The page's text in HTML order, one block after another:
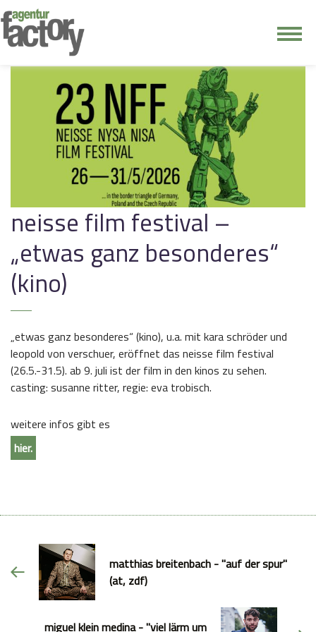
kontakt
neisse film festival –
„etwas ganz besonderes“
(kino)
„etwas ganz besonderes“ (kino), u.a. mit kara schröder und
leopold von verschuer, eröffnet das neisse film festival
(26.5.-31.5). ab 9. juli ist der film in den kinos zu sehen.
casting: susanne ritter, regie: eva trobisch.
weitere infos gibt es
hier.
matthias breitenbach - "auf der spur"
(at, zdf)
miguel klein medina - "viel lärm um